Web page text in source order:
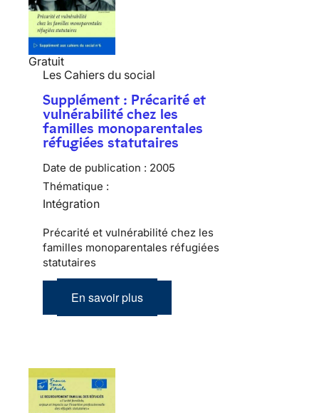
Gratuit
Les Cahiers du social
Supplément : Précarité et
vulnérabilité chez les
familles monoparentales
réfugiées statutaires
Date de publication : 2005
Thématique :
Intégration
Précarité et vulnérabilité chez les
familles monoparentales réfugiées
statutaires
En savoir plus